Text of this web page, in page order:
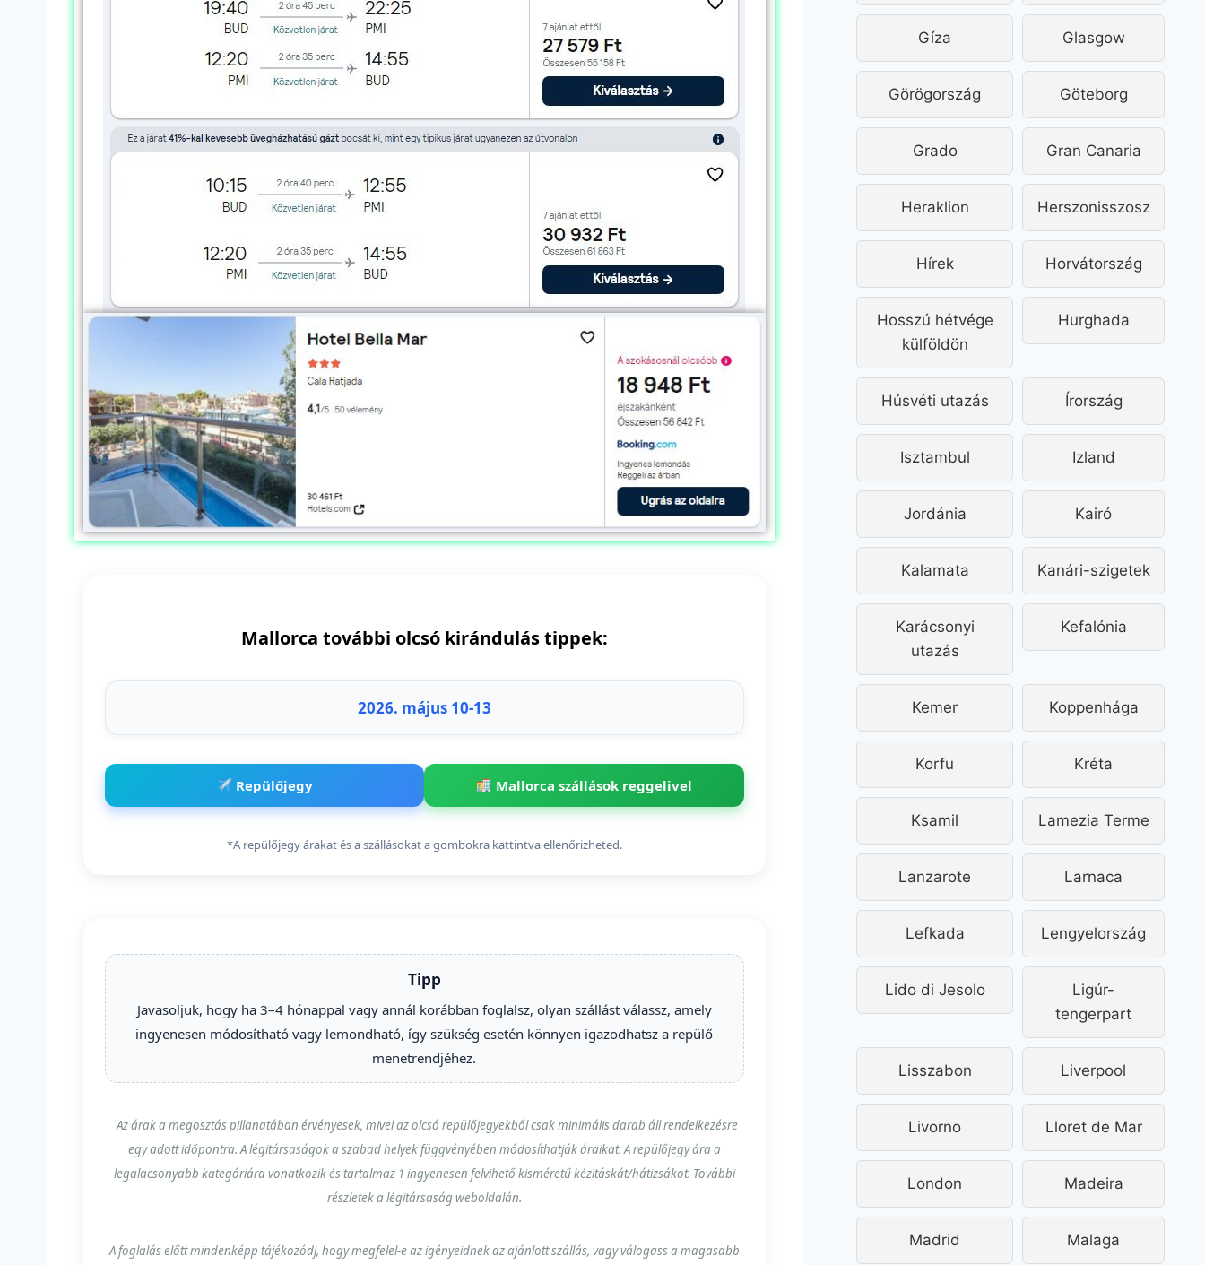
Mallorca további olcsó kirándulás tippek:
2026. május 10-13
Repülőjegy Mallorca szállások reggelivel
*A repülőjegy árakat és a szállásokat a gombokra kattintva ellenőrizheted.
Tipp
Javasoljuk, hogy ha 3–4 hónappal vagy annál korábban foglalsz, olyan szállást válassz, amely
ingyenesen módosítható vagy lemondható, így szükség esetén könnyen igazodhatsz a repülő
menetrendjéhez.
Az árak a megosztás pillanatában érvényesek, mivel az olcsó repülőjegyekből csak minimális darab áll rendelkezésre
egy adott időpontra. A légitársaságok a szabad helyek függvényében módosíthatják áraikat. A repülőjegy ára a
legalacsonyabb kategóriára vonatkozik és tartalmaz 1 ingyenesen felvihető kisméretű kézitáskát/hátizsákot. További
részletek a légitársaság weboldalán.
A foglalás előtt mindenképp tájékozódj, hogy megfelel-e az igényeidnek az ajánlott szállás, vagy válogass a magasabb
Gíza Glasgow
Görögország Göteborg
Grado Gran Canaria
Heraklion Herszonisszosz
Hírek Horvátország
Hosszú hétvége
külföldön
Hurghada
Húsvéti utazás Írország
Isztambul Izland
Jordánia Kairó
Kalamata Kanári-szigetek
Karácsonyi
utazás
Kefalónia
Kemer Koppenhága
Korfu Kréta
Ksamil Lamezia Terme
Lanzarote Larnaca
Lefkada Lengyelország
Lido di Jesolo
Ligúr-
tengerpart
Lisszabon Liverpool
Livorno Lloret de Mar
London Madeira
Madrid Malaga